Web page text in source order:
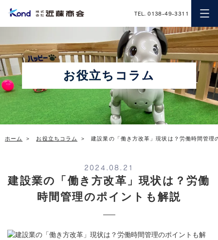
近藤商会
TEL. 0138-49-3311
お役立ちコラム
ホーム お役立ちコラム 建設業の「働き方改革」現状は？労働時間管理
2024.08.21
建設業の「働き方改革」現状は？労働
時間管理のポイントも解説